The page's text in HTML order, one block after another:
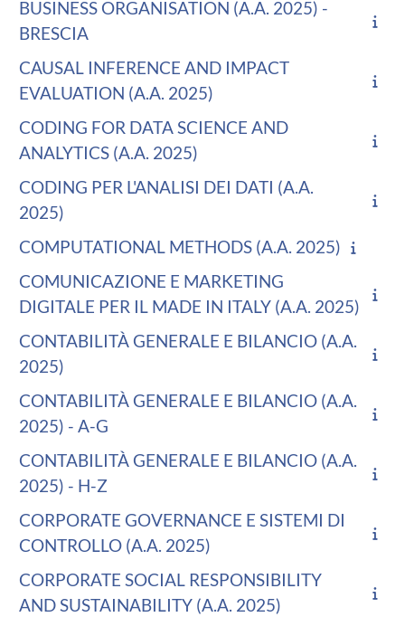
BUSINESS ORGANISATION (A.A. 2025) -
BRESCIA
CAUSAL INFERENCE AND IMPACT
EVALUATION (A.A. 2025)
CODING FOR DATA SCIENCE AND
ANALYTICS (A.A. 2025)
CODING PER L'ANALISI DEI DATI (A.A.
2025)
COMPUTATIONAL METHODS (A.A. 2025)
COMUNICAZIONE E MARKETING
DIGITALE PER IL MADE IN ITALY (A.A. 2025)
CONTABILITÀ GENERALE E BILANCIO (A.A.
2025)
CONTABILITÀ GENERALE E BILANCIO (A.A.
2025) - A-G
CONTABILITÀ GENERALE E BILANCIO (A.A.
2025) - H-Z
CORPORATE GOVERNANCE E SISTEMI DI
CONTROLLO (A.A. 2025)
CORPORATE SOCIAL RESPONSIBILITY
AND SUSTAINABILITY (A.A. 2025)